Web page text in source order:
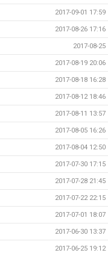
2017-09-01 17:59
2017-08-26 17:16
2017-08-25
2017-08-19 20:06
2017-08-18 16:28
2017-08-12 18:46
2017-08-11 13:57
2017-08-05 16:26
2017-08-04 12:50
2017-07-30 17:15
2017-07-28 21:45
2017-07-22 22:15
2017-07-01 18:07
2017-06-30 13:37
2017-06-25 19:12